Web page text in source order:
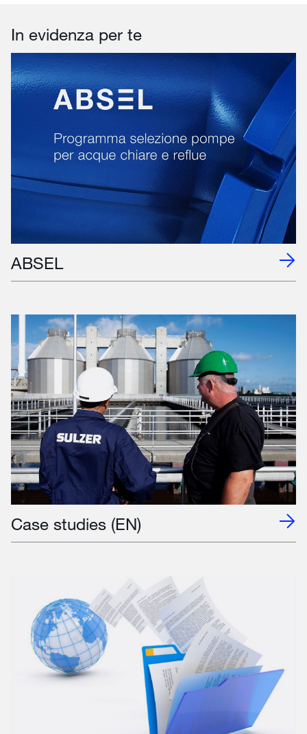
In evidenza per te
ABSEL
Case studies (EN)